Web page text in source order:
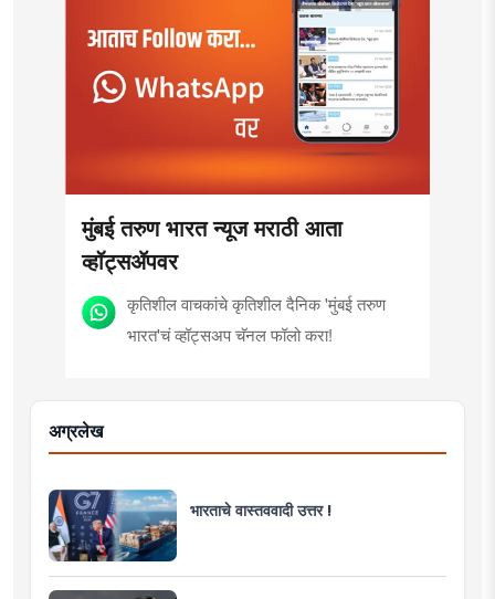
मुंबई तरुण भारत न्यूज मराठी आता
व्हॉट्सॲपवर
कृतिशील वाचकांचे कृतिशील दैनिक 'मुंबई तरुण
भारत'चं व्हॉट्सअप चॅनल फॉलो करा!
अग्रलेख
भारताचे वास्तववादी उत्तर !